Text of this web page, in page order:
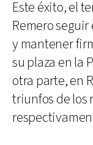
Este éxito, el
Remero
y mantener
su plaza en la
otra parte, en
triunfos de los